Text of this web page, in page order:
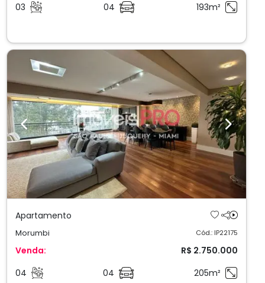
03
04 193m²
Previous Next
Apartamento
Morumbi Cód.: IP22175
Venda:
R$ 2.750.000
04
04 205m²